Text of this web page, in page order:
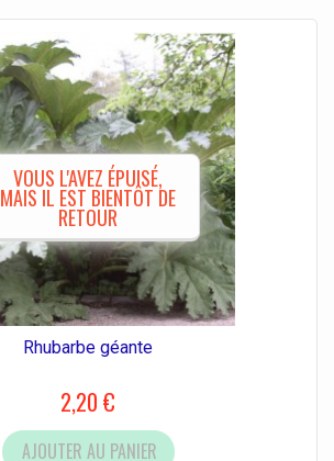
VOUS L'AVEZ ÉPUISÉ,
MAIS IL EST BIENTÔT DE
RETOUR
Rhubarbe géante
2,20 €
AJOUTER AU PANIER